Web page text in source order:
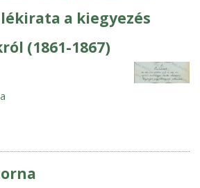
a kiegyezés
(1861-1867)